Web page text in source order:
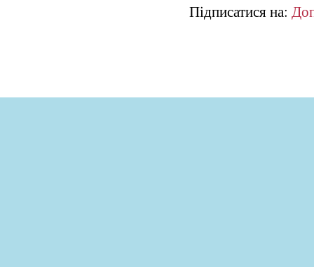
Підписатися на: